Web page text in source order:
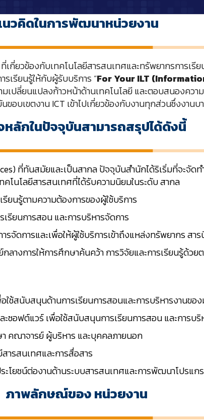
วคิดในการพัฒนาหน่วยงาน
เกี่ยวข้องกับเทคโนโลยีสารสนเทศและทรัพยากรการเ
เรียนรู้ให้กับผู้รับบริการ “For Your ILT
ปลี่ยนแปลงก้าวหน้าด้านเทคโนโลยี และตอบสนองคว
อบเขตงาน ICT เข้าไปเกี่ยวข้องกับงานทุกส่วนซึ่งงาน
หลักในปัจจุบันสามารถสรุปได้ดังนี้
ที่ทันสมัยและเป็นสากล ปัจจุบันสำนักได้ริเริ่มที่จะจัด
โนโลยีสารสนเทศที่ได้รับความนิยมในระดับ สากล
ยนรู้ตามความต้องการของผู้ใช้บริการ
ยนการสอน และการบริหารจัดการ
รจัดการและเพื่อให้ผู้ใช้บริการเข้าถึงแหล่งทรัพยากร สา
างการให้การศึกษาค้นคว้า การวิจัยและการเรียนรู้ด้ว
ใช้สนับสนุนด้านการเรียนการสอนและการบริหารงานขอ
อฟต์แวร์ เพื่อใช้สนับสนุนการเรียนการสอน และการบริ
คณาจารย์ ผู้บริหาร และบุคคลภายนอก
ารสนเทศและการสื่อสาร
โยชน์ต่องานด้านระบบสารสนเทศและการพัฒนาโปรแก
ภาพลักษณ์ของหน่วยงาน